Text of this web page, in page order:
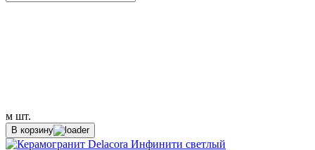
м шт.
В корзину